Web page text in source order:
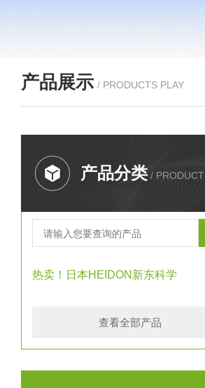
产品展示 / PRODUCTS PLAY
产品分类 / PRODUCT
热卖！日本HEIDON新东科学
查看全部产品